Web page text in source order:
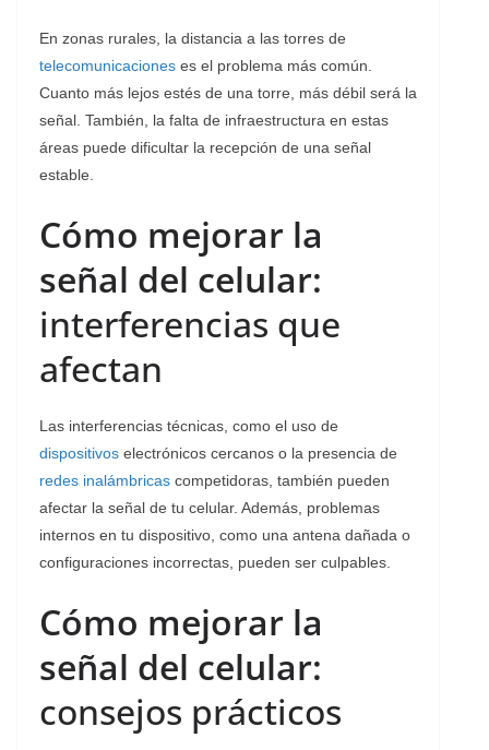
En zonas rurales, la distancia a las torres de
telecomunicaciones es el problema más común.
Cuanto más lejos estés de una torre, más débil será la
señal. También, la falta de infraestructura en estas
áreas puede dificultar la recepción de una señal
estable.
Cómo mejorar la
señal del celular:
interferencias que
afectan
Las interferencias técnicas, como el uso de
dispositivos electrónicos cercanos o la presencia de
redes inalámbricas competidoras, también pueden
afectar la señal de tu celular. Además, problemas
internos en tu dispositivo, como una antena dañada o
configuraciones incorrectas, pueden ser culpables.
Cómo mejorar la
señal del celular:
consejos prácticos